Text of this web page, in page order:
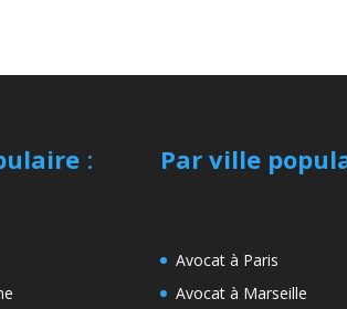
: Par ville
Avocat à Paris
Avocat à Marseille